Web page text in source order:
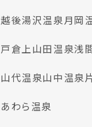
越後湯沢温泉月岡
戸倉上山田温泉浅
山代温泉山中温泉
あわら温泉